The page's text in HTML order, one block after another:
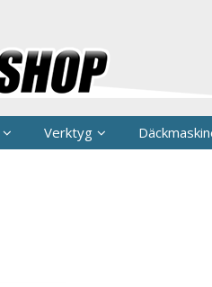
Verktyg